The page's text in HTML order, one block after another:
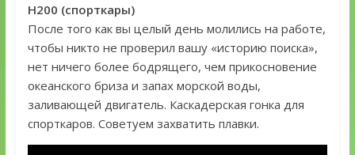
H200 (спорткары)
После того как вы целый день молились на работе,
чтобы никто не проверил вашу «историю поиска»,
нет ничего более бодрящего, чем прикосновение
океанского бриза и запах морской воды,
заливающей двигатель. Каскадерская гонка для
спорткаров. Советуем захватить плавки.